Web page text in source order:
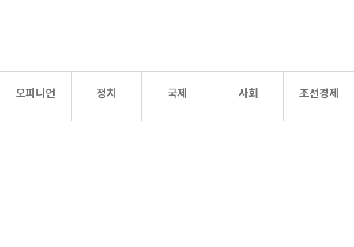
오피니언 정치 국제 사회 조선경제